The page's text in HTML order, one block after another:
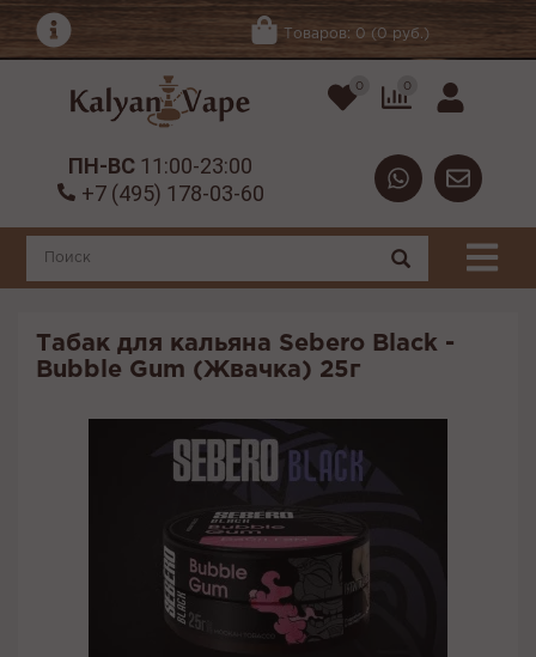
Товаров: 0 (0 руб.)
0 0
ПН-ВС 11:00-23:00
+7 (495) 178-03-60
Табак для кальяна Sebero Black -
Bubble Gum (Жвачка) 25г